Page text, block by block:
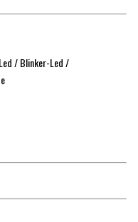
/ Blinker-Led /